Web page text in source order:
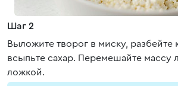
Шаг 2
Выложите творог в миску, разбейте
всыпьте сахар. Перемешайте массу
ложкой.